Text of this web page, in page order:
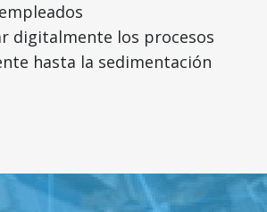
digitalmente los procesos
hasta la sedimentación